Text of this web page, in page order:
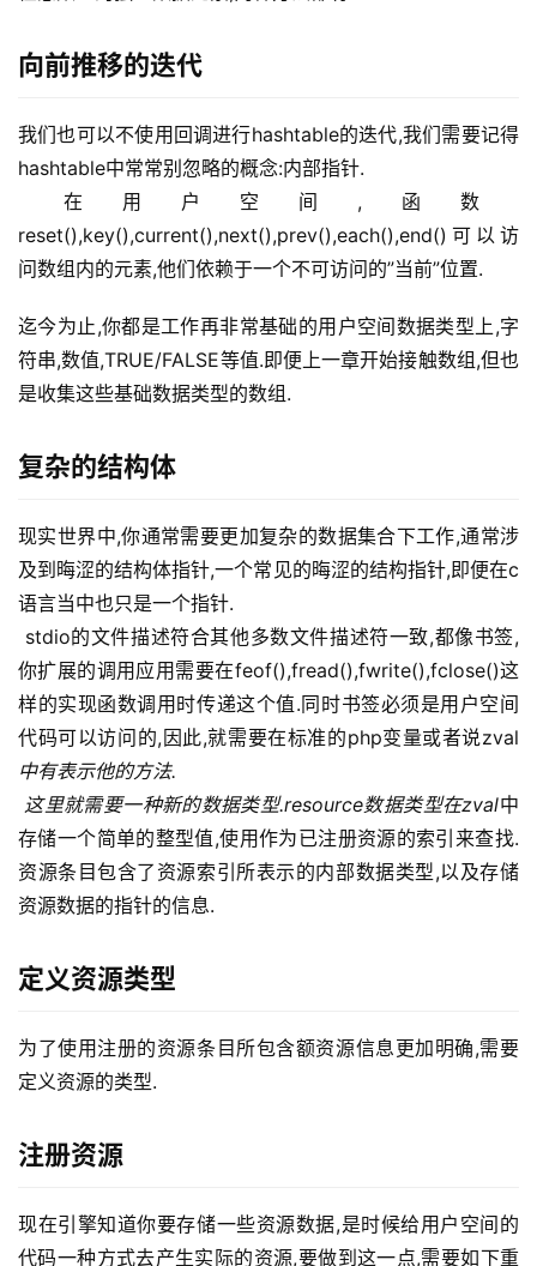
区
优
盾
态
登录
向前推移的迭代
我们也可以不使用回调进行hashtable的迭代,我们需要记得
hashtable中常常别忽略的概念:内部指针.
reset(),key(),current(),next(),prev(),each(),end()可以访
问数组内的元素,他们依赖于一个不可访问的”当前”位置.
迄今为止,你都是工作再非常基础的用户空间数据类型上,字
符串,数值,TRUE/FALSE等值.即便上一章开始接触数组,但也
是收集这些基础数据类型的数组.
复杂的结构体
现实世界中,你通常需要更加复杂的数据集合下工作,通常涉
及到晦涩的结构体指针,一个常见的晦涩的结构指针,即便在c
语言当中也只是一个指针.
你扩展的调用应用需要在feof(),fread(),fwrite(),fclose()这
样的实现函数调用时传递这个值.同时书签必须是用户空间
代码可以访问的,因此,就需要在标准的php变量或者说zval
中有表示他的方法.
这里就需要一种新的数据类型.resource数据类型在zval中
存储一个简单的整型值,使用作为已注册资源的索引来查找.
资源条目包含了资源索引所表示的内部数据类型,以及存储
资源数据的指针的信息.
定义资源类型
为了使用注册的资源条目所包含额资源信息更加明确,需要
定义资源的类型.
注册资源
现在引擎知道你要存储一些资源数据,是时候给用户空间的
代码一种方式去产生实际的资源,要做到这一点,需要如下重